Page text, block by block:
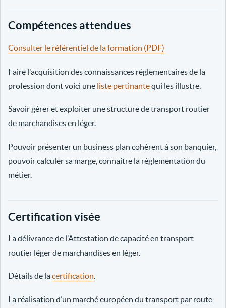
Compétences attendues
Consulter le référentiel de la formation (PDF)
Faire l'acquisition des connaissances réglementaires de la
profession dont voici une liste pertinantequi les illustre.
Savoir gérer et exploiter une structure de transport routier
de marchandises en léger.
Pouvoir présenter un business plan cohérent à son banquier,
pouvoir calculer sa marge, connaitre la règlementation du
métier.
Certification visée
La délivrance de l’Attestation de capacité en transport
routier léger de marchandises en léger.
Détails de lacertification.
La réalisation d’un marché européen du transport par route